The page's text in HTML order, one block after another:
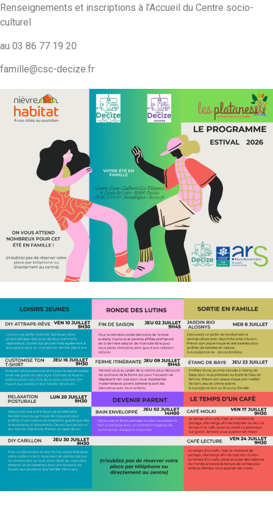
Renseignements et inscriptions à l’Accueil du Centre socio-
culturel
au 03 86 77 19 20
famille@csc-decize.fr